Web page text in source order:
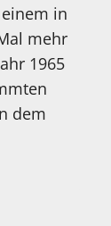
in
mehr
1965
dem